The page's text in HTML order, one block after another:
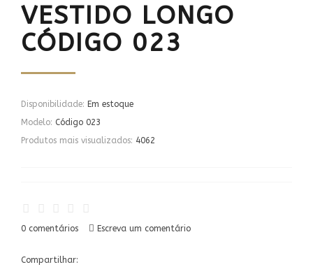
VESTIDO LONGO
CÓDIGO 023
Disponibilidade: Em estoque
Modelo: Código 023
Produtos mais visualizados: 4062
0 comentários Escreva um comentário
Compartilhar: